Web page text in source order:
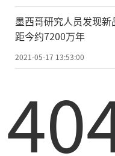
缆中传输激光脉
产生的畸变，这
大学的地球物理
研究人员指
距几十米甚至几
墨西哥研究人员发现新
距今约7200万年
2021-05-17 13:53:00